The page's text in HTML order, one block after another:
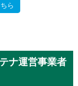
ら
ナ運営事業者